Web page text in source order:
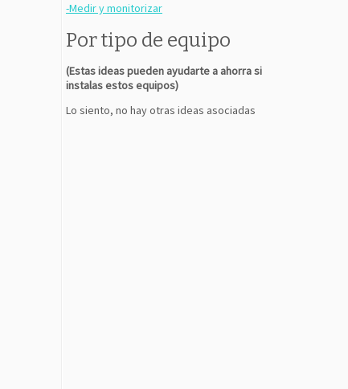
-Medir y monitorizar
Por tipo de equipo
(Estas ideas pueden ayudarte a ahorra si
instalas estos equipos)
Lo siento, no hay otras ideas asociadas